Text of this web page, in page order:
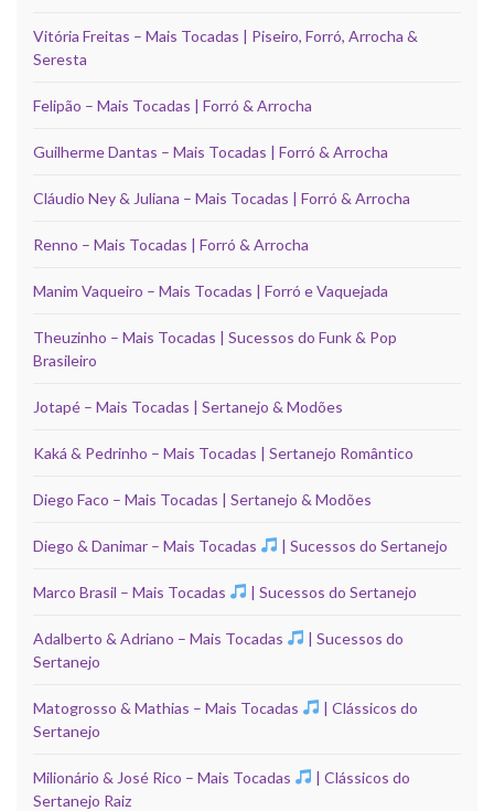
Vitória Freitas – Mais Tocadas | Piseiro, Forró, Arrocha &
Seresta
Felipão – Mais Tocadas | Forró & Arrocha
Guilherme Dantas – Mais Tocadas | Forró & Arrocha
Cláudio Ney & Juliana – Mais Tocadas | Forró & Arrocha
Renno – Mais Tocadas | Forró & Arrocha
Manim Vaqueiro – Mais Tocadas | Forró e Vaquejada
Theuzinho – Mais Tocadas | Sucessos do Funk & Pop
Brasileiro
Jotapé – Mais Tocadas | Sertanejo & Modões
Kaká & Pedrinho – Mais Tocadas | Sertanejo Romântico
Diego Faco – Mais Tocadas | Sertanejo & Modões
Diego & Danimar – Mais Tocadas | Sucessos do Sertanejo
Marco Brasil – Mais Tocadas | Sucessos do Sertanejo
Adalberto & Adriano – Mais Tocadas
| Sucessos do
Sertanejo
Matogrosso & Mathias – Mais Tocadas
| Clássicos do
Sertanejo
Milionário & José Rico – Mais Tocadas
| Clássicos do
Sertanejo Raiz